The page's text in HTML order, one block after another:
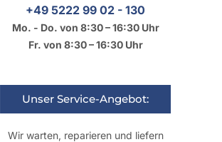
+49 5222 99 02 - 130
Mo. - Do. von 8:30 – 16:30 Uhr
Fr. von 8:30 – 16:30 Uhr
Unser Service-Angebot:
Wir warten, reparieren und liefern